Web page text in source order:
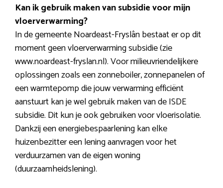
Kan ik gebruik maken van subsidie voor mijn
vloerverwarming?
In de gemeente Noardeast-Fryslân bestaat er op dit
moment geen vloerverwarming subsidie (zie
www.noardeast-fryslan.nl). Voor milieuvriendelijkere
oplossingen zoals een zonneboiler, zonnepanelen of
een warmtepomp die jouw verwarming efficiënt
aanstuurt kan je wel gebruik maken van de ISDE
subsidie. Dit kun je ook gebruiken voor vloerisolatie.
Dankzij een energiebespaarlening kan elke
huizenbezitter een lening aanvragen voor het
verduurzamen van de eigen woning
(duurzaamheidslening).